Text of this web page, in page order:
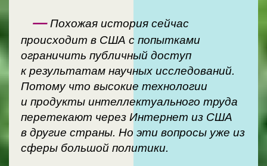
—Похожая история сейчас
происходит в США с попытками
ограничить публичный доступ
к результатам научных исследований.
Потому что высокие технологии
и продукты интеллектуального труда
перетекают через Интернет из США
в другие страны. Но эти вопросы уже из
сферы большой политики.